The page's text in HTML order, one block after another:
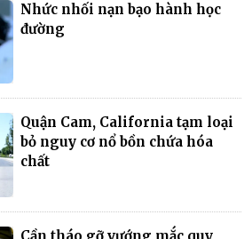
Nhức nhối nạn bạo hành học
đường
Quận Cam, California tạm loại
bỏ nguy cơ nổ bồn chứa hóa
chất
Cần tháo gỡ vướng mắc quy